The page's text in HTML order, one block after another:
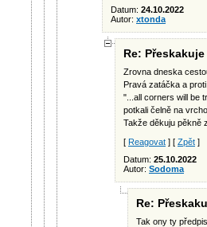
Datum: 24.10.2022
Autor: xtonda
Re:
Zrovna dneska
Pravá zatáčka a
"...all corners will be
potkali čelně na
Takže děkuju pěkně
[ Reagovat ] [ Zpět ]
Datum: 25.10.2022
Autor: Sodoma
Re:
Tak ony ty